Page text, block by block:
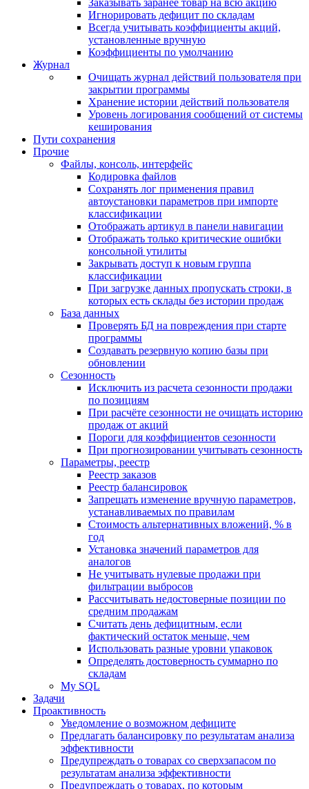
Игнорировать дефицит по складам
Всегда учитывать коэффициенты акций,
установленные вручную
Коэффициенты по умолчанию
Журнал
Очищать журнал действий пользователя при
закрытии программы
Хранение истории действий пользователя
Уровень логирования сообщений от системы
кеширования
Пути сохранения
Прочие
Файлы, консоль, интерфейс
Кодировка файлов
Сохранять лог применения правил
автоустановки параметров при импорте
классификации
Отображать артикул в панели навигации
Отображать только критические ошибки
консольной утилиты
Закрывать доступ к новым группа
классификации
При загрузке данных пропускать строки, в
которых есть склады без истории продаж
База данных
Проверять БД на повреждения при старте
программы
Создавать резервную копию базы при
обновлении
Сезонность
Исключить из расчета сезонности продажи
по позициям
При расчёте сезонности не очищать историю
продаж от акций
Пороги для коэффициентов сезонности
При прогнозировании учитывать сезонность
Параметры, реестр
Реестр заказов
Реестр балансировок
Запрещать изменение вручную параметров,
устанавливаемых по правилам
Стоимость альтернативных вложений, % в
год
Установка значений параметров для
аналогов
Не учитывать нулевые продажи при
фильтрации выбросов
Рассчитывать недостоверные позиции по
средним продажам
Считать день дефицитным, если
фактический остаток меньше, чем
Использовать разные уровни упаковок
Определять достоверность суммарно по
складам
My SQL
Задачи
Проактивность
Уведомление о возможном дефиците
Предлагать балансировку по результатам анализа
эффективности
Предупреждать о товарах со сверхзапасом по
результатам анализа эффективности
Предупреждать о товарах, по которым